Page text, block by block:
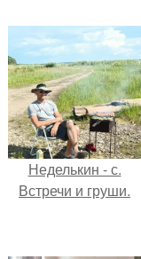
Неделькин - с.
Встречи и груши.